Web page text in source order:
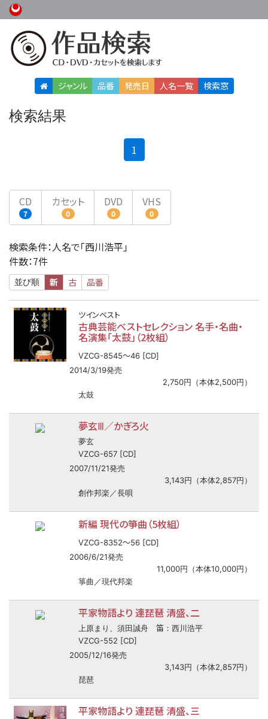
ジャンル 品番 発売日 人名一覧 検索窓
検索結果
1
CD
7
カセット
0
DVD
0
VHS
0
検索条件：人名で「西川浩平」
件数：7件
並び順 新 古 品番
ツインベスト
古典芸能ベストセレクション 名手・名曲・
名演集「太鼓」（2枚組）
VZCG-8545〜46 [CD]
2014/3/19発売
2,750円（本体2,500円）
太鼓
夢玄Ⅲ／かぎろ火
夢玄
VZCG-657 [CD]
2007/11/21発売
3,143円（本体2,857円）
創作邦楽／長唄
新編 現代の箏曲（5枚組）
VZCG-8352〜56 [CD]
2006/6/21発売
11,000円（本体10,000円）
箏曲／現代邦楽
平家物語より 連琵琶 清盛、二
上原まり、須田誠舟 笛 ：西川浩平
VZCG-552 [CD]
2005/12/16発売
3,143円（本体2,857円）
琵琶
平家物語より 連琵琶 清盛、三